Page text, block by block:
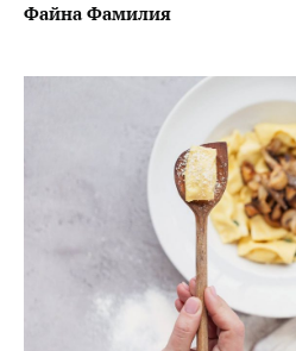
Файна Фамилия